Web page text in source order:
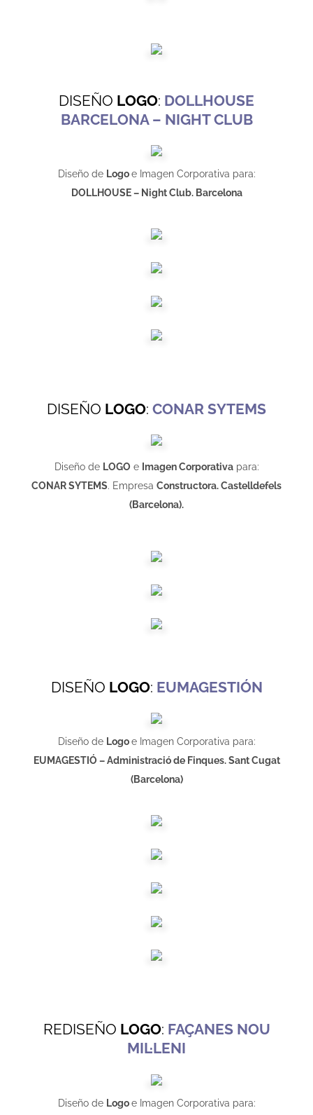
DISEÑO LOGO: DOLLHOUSE
BARCELONA – NIGHT CLUB
Diseño de Logoe Imagen Corporativa para:
DOLLHOUSE – Night Club. Barcelona
DISEÑO LOGO: CONAR SYTEMS
Diseño de LOGO e Imagen Corporativapara:
CONAR SYTEMS. Empresa Constructora. Castelldefels
(Barcelona).
DISEÑO LOGO: EUMAGESTIÓN
Diseño de Logoe Imagen Corporativa para:
EUMAGESTIÓ – Administració de Finques. Sant Cugat
(Barcelona)
REDISEÑO LOGO: FAÇANES NOU
MIL·LENI
Diseño de Logoe Imagen Corporativa para: